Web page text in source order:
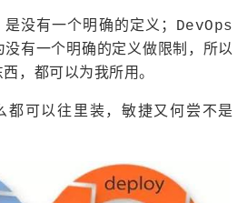
没有一个明确的定义；DevOps
没有一个明确的定义做限制，所以
，都可以为我所用。
都可以往里装，敏捷又何尝不是